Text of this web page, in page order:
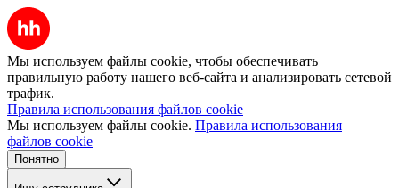
Мы используем файлы cookie, чтобы обеспечивать
правильную работу нашего веб-сайта и анализировать сетевой
трафик.
Правила использования файлов cookie
Мы используем файлы cookie. Правила использования
файлов cookie
Понятно